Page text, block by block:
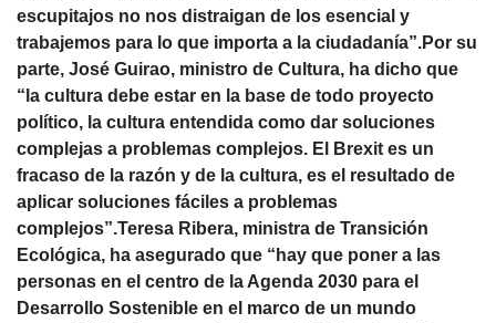
escupitajos no nos distraigan de los esencial y
trabajemos para lo que importa a la ciudadanía”.Por su
parte, José Guirao, ministro de Cultura, ha dicho que
“la cultura debe estar en la base de todo proyecto
político, la cultura entendida como dar soluciones
complejas a problemas complejos. El Brexit es un
fracaso de la razón y de la cultura, es el resultado de
aplicar soluciones fáciles a problemas
complejos”.Teresa Ribera, ministra de Transición
Ecológica, ha asegurado que “hay que poner a las
personas en el centro de la Agenda 2030 para el
Desarrollo Sostenible en el marco de un mundo